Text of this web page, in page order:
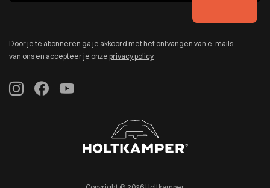
Door je te abonneren ga je akkoord met het ontvangen van e-mails
van ons en accepteer je onze privacy policy